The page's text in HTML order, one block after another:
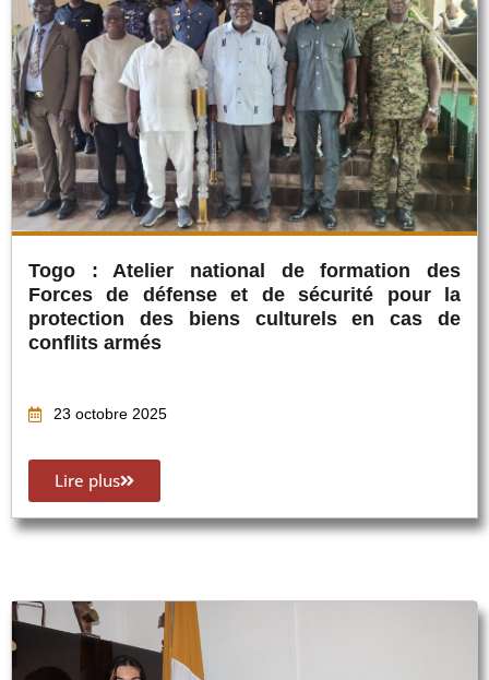
Togo : Atelier national de formation des
Forces de défense et de sécurité pour la
protection des biens culturels en cas de
conflits armés
23 octobre 2025
Lire plus